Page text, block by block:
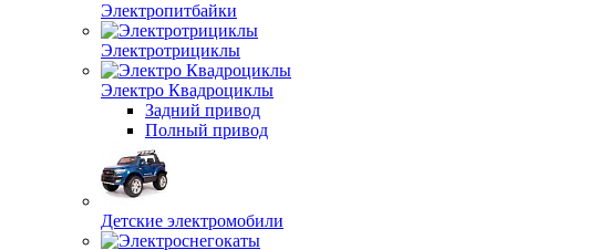
Электропитбайки
Электротрициклы
Электро Квадроциклы
Задний привод
Полный привод
Детские электромобили